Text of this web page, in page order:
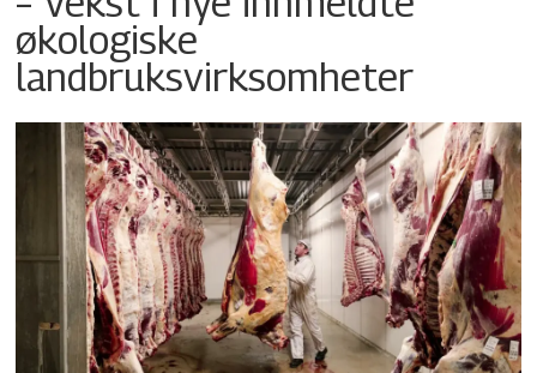
økologiske
landbruksvirksomheter